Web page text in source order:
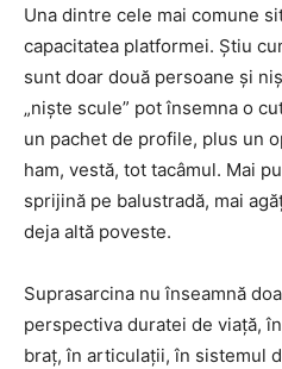
Una dintre cele mai comune
capacitatea platformei. Știu
sunt doar două persoane și
„niște scule” pot însemna o
un pachet de profile, plus un
ham, vestă, tot tacâmul. Mai
sprijină pe balustradă, mai
deja altă poveste.
Suprasarcina nu înseamnă
perspectiva duratei de viață,
braț, în articulații, în sistemul